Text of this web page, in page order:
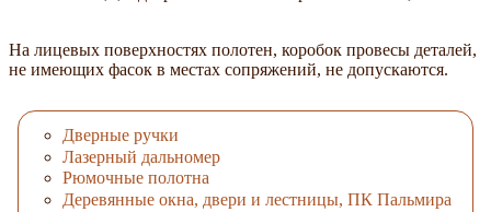
На лицевых поверхностях полотен, коробок провесы деталей,
не имеющих фасок в местах сопряжений, не допускаются.
Дверные ручки
Лазерный дальномер
Рюмочные полотна
Деревянные окна, двери и лестницы, ПК Пальмира